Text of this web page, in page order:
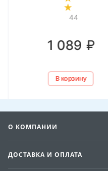
44
1 089 ₽
В корзину
О КОМПАНИИ
ДОСТАВКА И ОПЛАТА